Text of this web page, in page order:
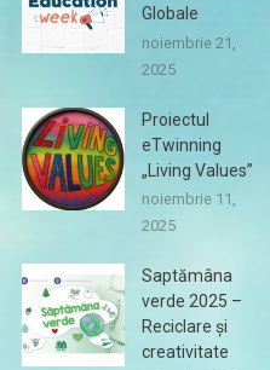
Globale
noiembrie 21,
2025
Proiectul
eTwinning
„Living Values”
noiembrie 11,
2025
Saptămâna
verde 2025 –
Reciclare și
creativitate